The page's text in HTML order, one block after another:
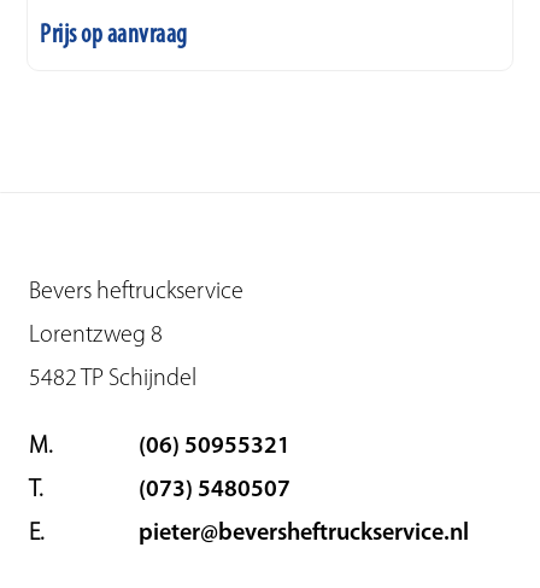
Prijs op aanvraag
Bevers heftruckservice
Lorentzweg 8
5482 TP Schijndel
M.
(06) 50955321
T.
(073) 5480507
E.
pieter@beversheftruckservice.nl